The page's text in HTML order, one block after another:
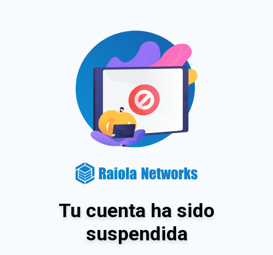
Tu cuenta ha sido
suspendida